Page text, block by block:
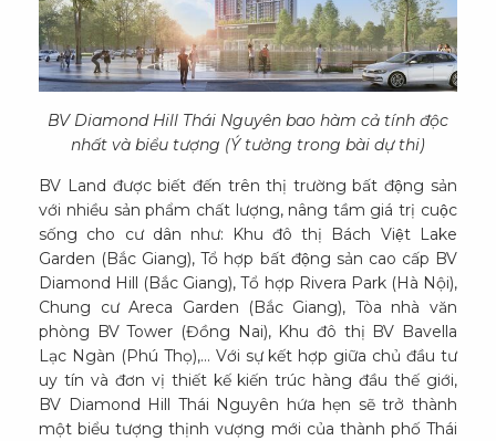
BV Diamond Hill Thái Nguyên bao hàm cả tính độc
nhất và biểu tượng (Ý tưởng trong bài dự thi)
BV Land được biết đến trên thị trường bất động sản
với nhiều sản phẩm chất lượng, nâng tầm giá trị cuộc
sống cho cư dân như: Khu đô thị Bách Việt Lake
Garden (Bắc Giang), Tổ hợp bất động sản cao cấp BV
Diamond Hill (Bắc Giang), Tổ hợp Rivera Park (Hà Nội),
Chung cư Areca Garden (Bắc Giang), Tòa nhà văn
phòng BV Tower (Đồng Nai), Khu đô thị BV Bavella
Lạc Ngàn (Phú Thọ),… Với sự kết hợp giữa chủ đầu tư
uy tín và đơn vị thiết kế kiến trúc hàng đầu thế giới,
BV Diamond Hill Thái Nguyên hứa hẹn sẽ trở thành
một biểu tượng thịnh vượng mới của thành phố Thái